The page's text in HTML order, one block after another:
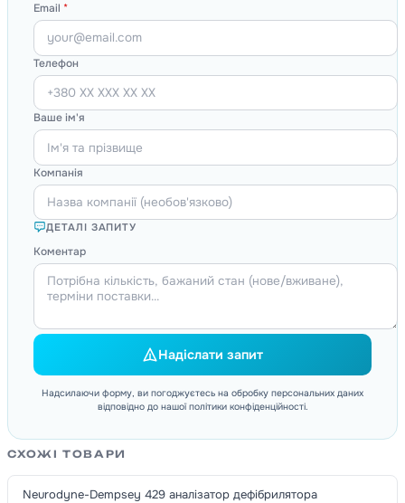
Email *
Телефон
Ваше ім'я
Компанія
ДЕТАЛІ ЗАПИТУ
Коментар
Надіслати запит
Надсилаючи форму, ви погоджуєтесь на обробку персональних даних
відповідно до нашої політики конфіденційності.
СХОЖІ ТОВАРИ
Neurodyne-Dempsey 429 аналізатор дефібрилятора